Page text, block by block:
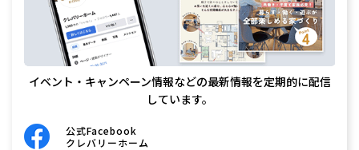
イベント・キャンペーン情報などの最新情報を定期的に配信
しています。
公式Facebook
クレバリーホーム